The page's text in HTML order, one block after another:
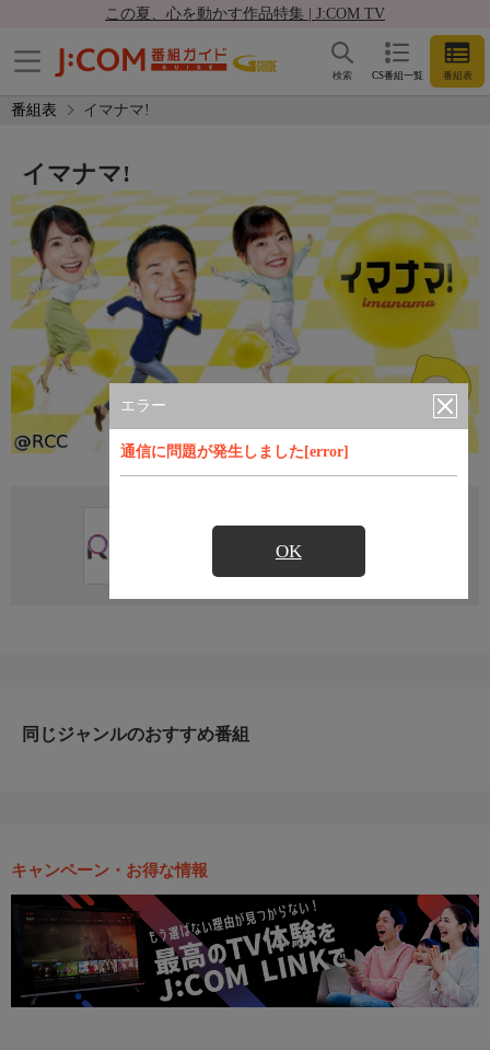
この夏、心を動かす作品特集 | J:COM TV
CS番組一覧 番組表
検索
番組表 イマナマ!
エラー
通信に問題が発生しました[error]
OK
イマナマ!
直近の放送予定はありません
同じジャンルのおすすめ番組
キャンペーン・お得な情報